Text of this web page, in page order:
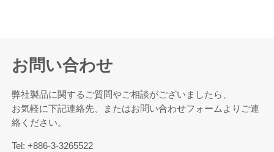
お問い合わせ
弊社製品に関するご質問やご相談がございましたら、
お気軽に下記連絡先、またはお問い合わせフォームよりご連
絡ください。
Tel: +886-3-3265522